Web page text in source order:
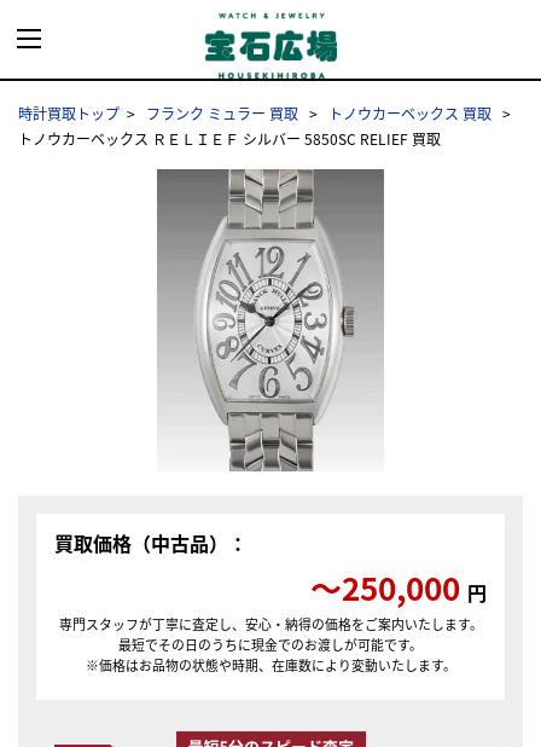
時計買取トップ フランク ミュラー 買取
トノウカーベックス 買取
トノウカーベックス ＲＥＬＩＥＦ シルバー 5850SC RELIEF 買取
買取価格（中古品）：
〜250,000 円
専門スタッフが丁寧に査定し、安心・納得の価格をご案内いたします。
最短でその日のうちに現金でのお渡しが可能です。
※価格はお品物の状態や時期、在庫数により変動いたします。